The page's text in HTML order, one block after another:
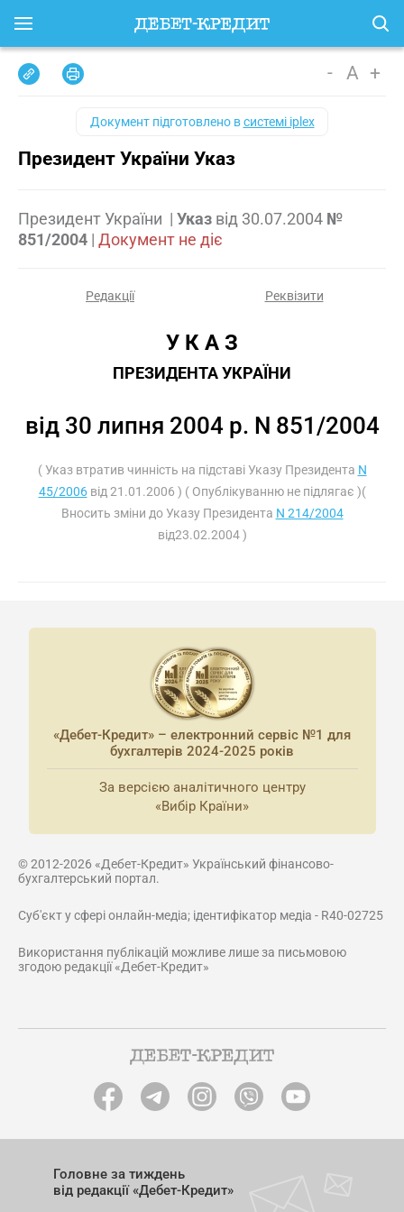
- A +
Документ підготовлено всистемі iplex
Президент України Указ
Президент України | Указ від 30.07.2004 №
851/2004 | Документ не діє
Редакції Реквізити
У К А З
ПРЕЗИДЕНТА УКРАЇНИ
від 30 липня 2004 р. N 851/2004
( Указ втратив чинність на підставі Указу Президента N
45/2006від 21.01.2006 ) ( Опублікуванню не підлягає )(
Вносить зміни до Указу Президента N 214/2004
від23.02.2004 )
«Дебет-Кредит» – електронний сервіс №1 для
бухгалтерів 2024-2025 років
За версією аналітичного центру
«Вибір Країни»
© 2012-2026 «Дебет-Кредит» Український фінансово-
бухгалтерський портал.
Суб'єкт у сфері онлайн-медіа; ідентифікатор медіа - R40-02725
Використання публікацій можливе лише за письмовою
згодою редакції «Дебет-Кредит»
Головне за тиждень
від редакції «Дебет-Кредит»